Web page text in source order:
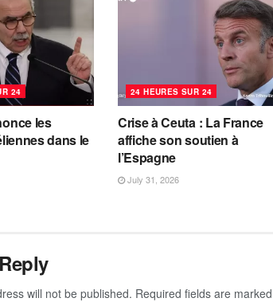
24
les
dans le
24 HEURES SUR 24
Crise à Ceuta : La France
affiche son soutien à
l’Espagne
July 31, 2026
will not be published. Required fields are marked